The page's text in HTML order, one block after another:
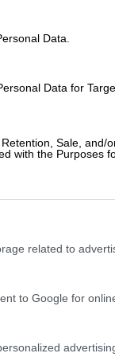
Data.
Data for
Sale, and/
with the Purposes
related to
to Google for
08:20
Γουίλις
13:24